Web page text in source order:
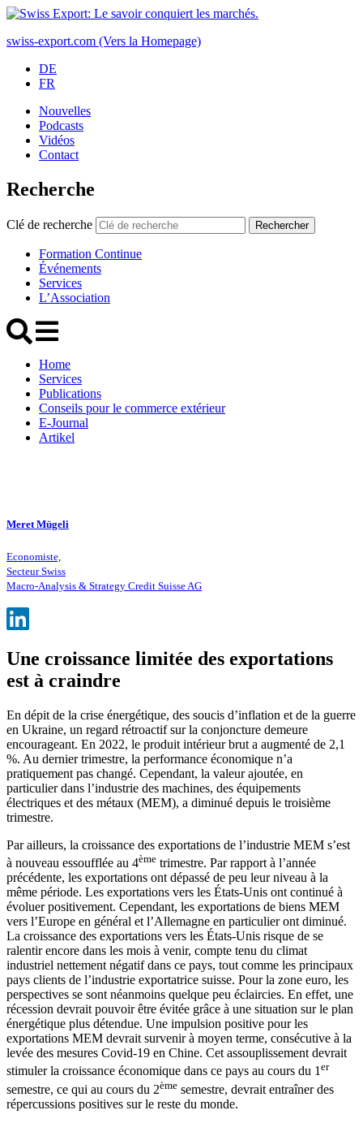
swiss-export.com (Vers la Homepage)
DE
FR
Nouvelles
Podcasts
Vidéos
Contact
Recherche
Clé de recherche Rechercher
Formation Continue
Événements
Services
L’Association
Home
Services
Publications
Conseils pour le commerce extérieur
E-Journal
Artikel
Meret Mügeli
Economiste,
Secteur Swiss
Macro-Analysis & Strategy Credit Suisse AG
Une croissance limitée des exportations
est à craindre
En dépit de la crise énergétique, des soucis d’inflation et de la guerre
en Ukraine, un regard rétroactif sur la conjoncture demeure
encourageant. En 2022, le produit intérieur brut a augmenté de 2,1
%. Au dernier trimestre, la performance économique n’a
pratiquement pas changé. Cependant, la valeur ajoutée, en
particulier dans l’industrie des machines, des équipements
électriques et des métaux (MEM), a diminué depuis le troisième
trimestre.
Par ailleurs, la croissance des exportations de l’industrie MEM s’est
à nouveau essoufflée au 4ème trimestre. Par rapport à l’année
précédente, les exportations ont dépassé de peu leur niveau à la
même période. Les exportations vers les États-Unis ont continué à
évoluer positivement. Cependant, les exportations de biens MEM
vers l’Europe en général et l’Allemagne en particulier ont diminué.
La croissance des exportations vers les États-Unis risque de se
ralentir encore dans les mois à venir, compte tenu du climat
industriel nettement négatif dans ce pays, tout comme les principaux
pays clients de l’industrie exportatrice suisse. Pour la zone euro, les
perspectives se sont néanmoins quelque peu éclaircies. En effet, une
récession devrait pouvoir être évitée grâce à une situation sur le plan
énergétique plus détendue. Une impulsion positive pour les
exportations MEM devrait survenir à moyen terme, consécutive à la
levée des mesures Covid-19 en Chine. Cet assouplissement devrait
stimuler la croissance économique dans ce pays au cours du 1er
semestre, ce qui au cours du 2ème semestre, devrait entraîner des
répercussions positives sur le reste du monde.